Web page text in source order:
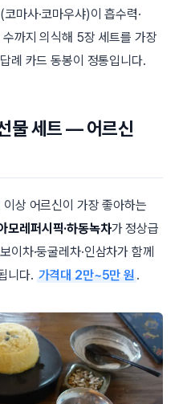
마사·코마우샤)이 흡수력·
까지 의식해 5장 세트를 가장
례 카드 동봉이 정통입니다.
물 세트 — 어르신
상 어르신이 가장 좋아하는
모레퍼시픽·하동녹차가 정상급
이차·둥굴레차·인삼차가 함께
니다. 가격대 2만~5만 원 .